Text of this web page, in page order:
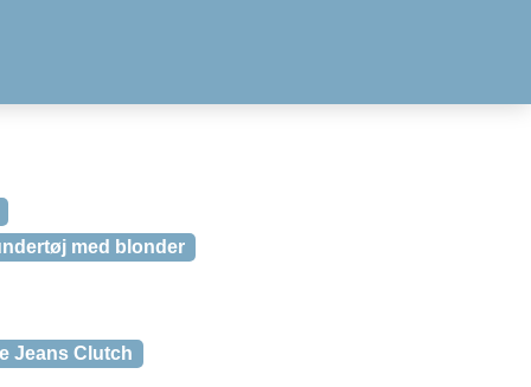
med blonder
Jeans Clutch